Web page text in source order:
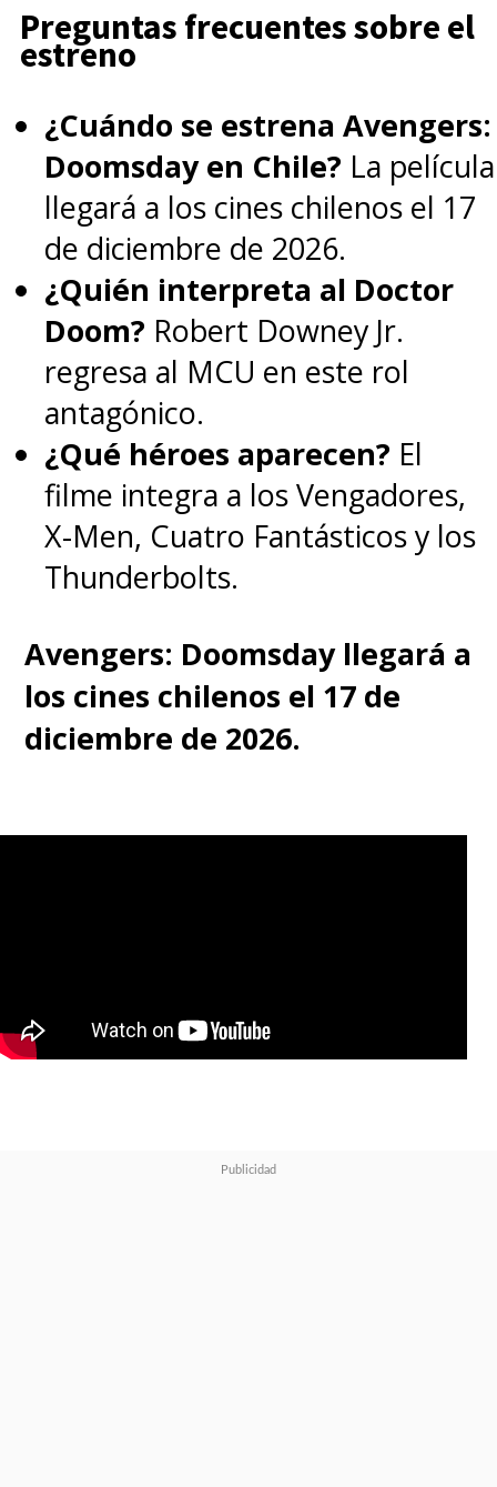
Preguntas frecuentes sobre el
estreno
¿Cuándo se estrena Avengers:
Doomsday en Chile? La película
llegará a los cines chilenos el 17
de diciembre de 2026.
¿Quién interpreta al Doctor
Doom? Robert Downey Jr.
regresa al MCU en este rol
antagónico.
¿Qué héroes aparecen? El
filme integra a los Vengadores,
X-Men, Cuatro Fantásticos y los
Thunderbolts.
Avengers: Doomsday llegará a
los cines chilenos el 17 de
diciembre de 2026.